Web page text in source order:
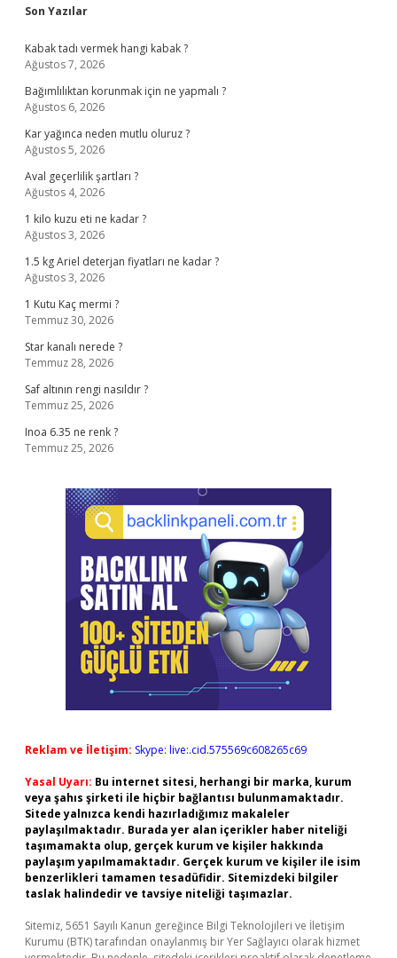
Sidebar
Son Yazılar
Kabak tadı vermek hangi kabak ?
Ağustos 7, 2026
Bağımlılıktan korunmak için ne yapmalı ?
Ağustos 6, 2026
Kar yağınca neden mutlu oluruz ?
Ağustos 5, 2026
Aval geçerlilik şartları ?
Ağustos 4, 2026
1 kilo kuzu eti ne kadar ?
Ağustos 3, 2026
1.5 kg Ariel deterjan fiyatları ne kadar ?
Ağustos 3, 2026
1 Kutu Kaç mermi ?
Temmuz 30, 2026
Star kanalı nerede ?
Temmuz 28, 2026
Saf altının rengi nasıldır ?
Temmuz 25, 2026
Inoa 6.35 ne renk ?
Temmuz 25, 2026
Reklam ve İletişim: Skype: live:.cid.575569c608265c69
Yasal Uyarı: Bu internet sitesi, herhangi bir marka, kurum
veya şahıs şirketi ile hiçbir bağlantısı bulunmamaktadır.
Sitede yalnızca kendi hazırladığımız makaleler
paylaşılmaktadır. Burada yer alan içerikler haber niteliği
taşımamakta olup, gerçek kurum ve kişiler hakkında
paylaşım yapılmamaktadır. Gerçek kurum ve kişiler ile isim
benzerlikleri tamamen tesadüfidir. Sitemizdeki bilgiler
taslak halindedir ve tavsiye niteliği taşımazlar.
Sitemiz, 5651 Sayılı Kanun gereğince Bilgi Teknolojileri ve İletişim
Kurumu (BTK) tarafından onaylanmış bir Yer Sağlayıcı olarak hizmet